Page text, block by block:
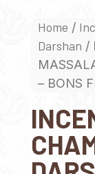
Home /
Darshan /
– BONS